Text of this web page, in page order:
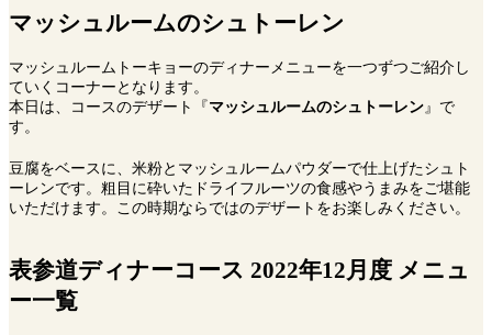
マッシュルームのシュトーレン
マッシュルームトーキョーのディナーメニューを一つずつご紹介し
ていくコーナーとなります。
本日は、コースのデザート『マッシュルームのシュトーレン 』で
す。
豆腐をベースに、米粉とマッシュルームパウダーで仕上げたシュト
ーレンです。粗目に砕いたドライフルーツの食感やうまみをご堪能
いただけます。この時期ならではのデザートをお楽しみください。
表参道ディナーコース 2022年12月度 メニュ
ー一覧